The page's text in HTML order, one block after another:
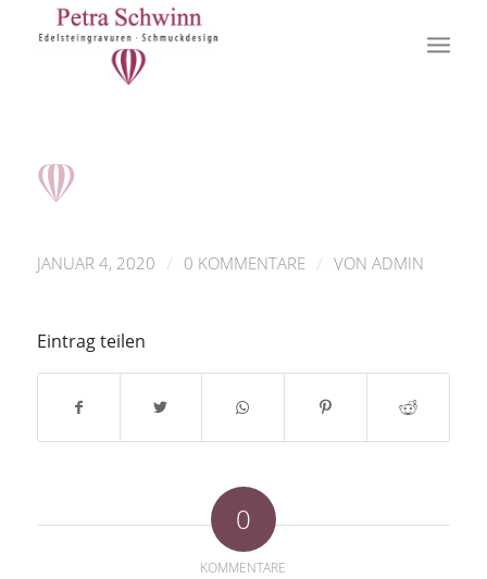
JANUAR 4, 2020 / 0 KOMMENTARE / VON ADMIN
Eintrag teilen
0
KOMMENTARE